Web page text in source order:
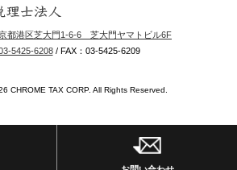
都港区芝大門1-6-6 芝大門ヤマトビル6F
5425-6208/ FAX：03-5425-6209
CHROME TAX CORP. All Rights Reserved.